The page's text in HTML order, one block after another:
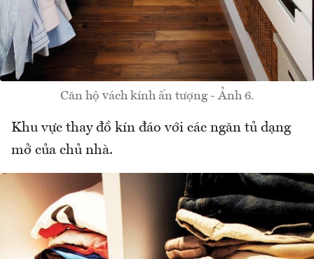
Căn hộ vách kính ấn tượng - Ảnh 6.
Khu vực thay đồ kín đáo với các ngăn tủ dạng
mở của chủ nhà.